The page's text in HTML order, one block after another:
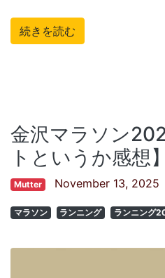
続きを読む
金沢マラソン
トというか感想】
Mutter November 13, 2025
マラソン ランニング ランニング